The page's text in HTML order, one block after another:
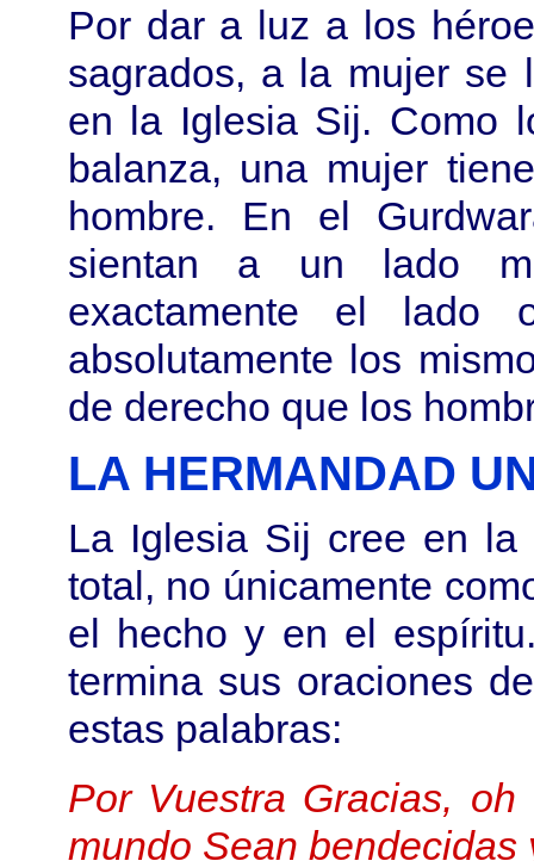
Por dar a luz a los
sagrados, a la mujer se
en la Iglesia Sij. Como
balanza, una mujer
hombre. En el
sientan a un lado
exactamente el lado
absolutamente los
de derecho que los
LA HERMANDAD
La Iglesia Sij cree en la
total, no únicamente
el hecho y en el
termina sus oraciones
estas palabras:
Por Vuestra Gracias,
mundo Sean bendecidas